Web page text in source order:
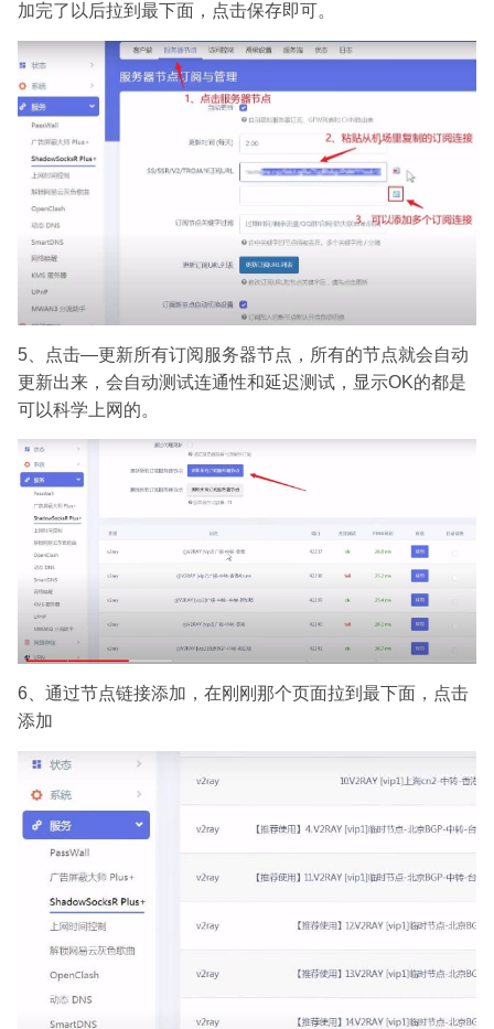
加完了以后拉到最下面，点击保存即可。
5、点击—更新所有订阅服务器节点，所有的节点就会自动
更新出来，会自动测试连通性和延迟测试，显示OK的都是
可以科学上网的。
6、通过节点链接添加，在刚刚那个页面拉到最下面，点击
添加